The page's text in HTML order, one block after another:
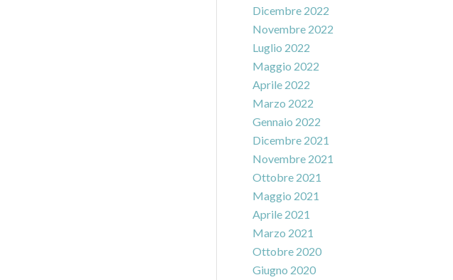
Dicembre 2022
Novembre 2022
Luglio 2022
Maggio 2022
Aprile 2022
Marzo 2022
Gennaio 2022
Dicembre 2021
Novembre 2021
Ottobre 2021
Maggio 2021
Aprile 2021
Marzo 2021
Ottobre 2020
Giugno 2020